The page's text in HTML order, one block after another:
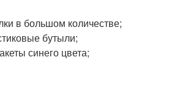
в большом количестве;
бутыли;
синего цвета;